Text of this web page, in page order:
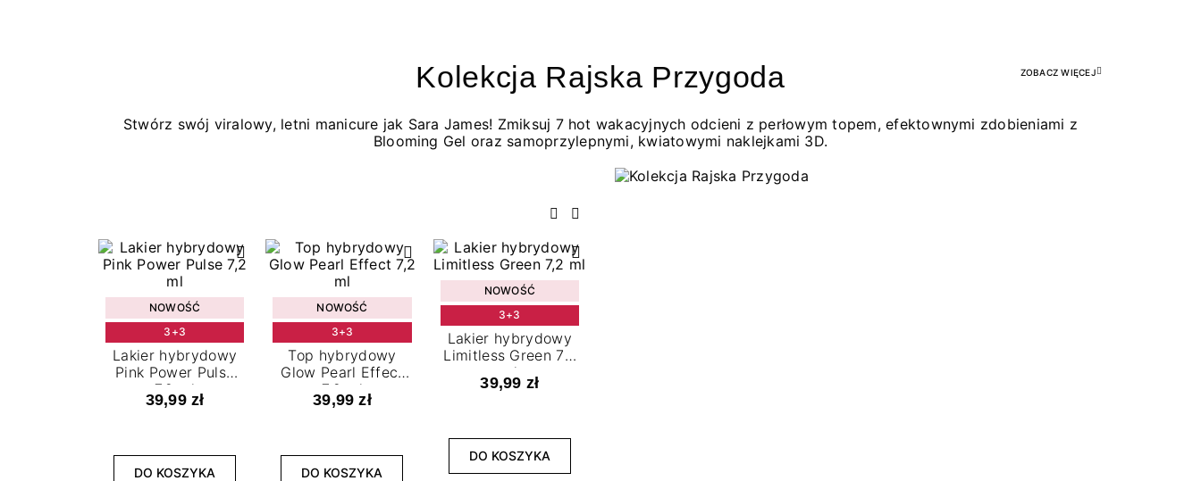
Kolekcja Rajska Przygoda ZOBACZ WIĘCEJ
Stwórz swój viralowy, letni manicure jak Sara James! Zmiksuj 7 hot wakacyjnych odcieni z perłowym topem, efektownymi zdobieniami z
Blooming Gel oraz samoprzylepnymi, kwiatowymi naklejkami 3D.
Poprzedni
Następny
NOWOŚĆ
3+3
Lakier hybrydowy
Pink Power Pulse
7,2 ml
39,99 zł
DO KOSZYKA
NOWOŚĆ
3+3
Top hybrydowy
Glow Pearl Effect
7,2 ml
39,99 zł
DO KOSZYKA
NOWOŚĆ
3+3
Lakier hybrydowy
Limitless Green 7,2
ml
39,99 zł
DO KOSZYKA